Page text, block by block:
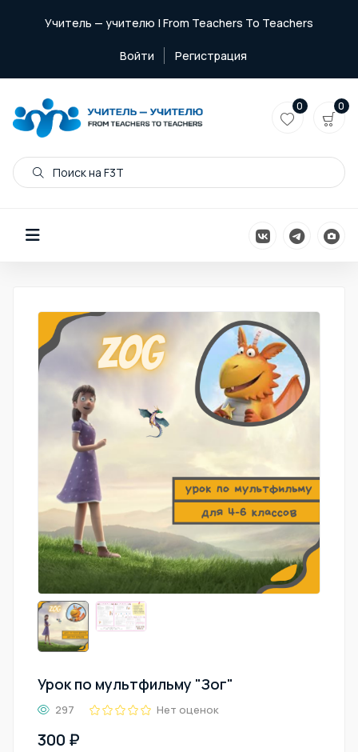
Учитель — учителю | From Teachers To Teachers
Войти Регистрация
Поиск на F3T
0 0
Урок по мультфильму "Зог"
297 Нет оценок
300 ₽